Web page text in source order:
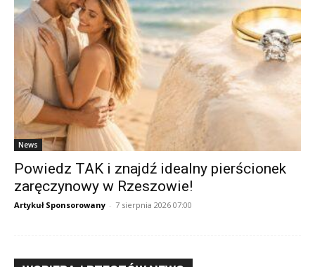
News
Powiedz TAK i znajdź idealny pierścionek
zaręczynowy w Rzeszowie!
Artykuł Sponsorowany - 7 sierpnia 2026 07:00